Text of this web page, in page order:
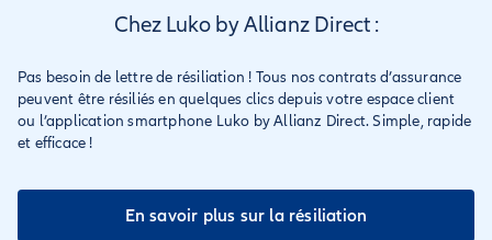
Chez Luko by Allianz Direct :
Pas besoin de lettre de résiliation ! Tous nos contrats d’assurance
peuvent être résiliés en quelques clics depuis votre espace client
ou l’application smartphone Luko by Allianz Direct. Simple, rapide
et efficace !
En savoir plus sur la résiliation